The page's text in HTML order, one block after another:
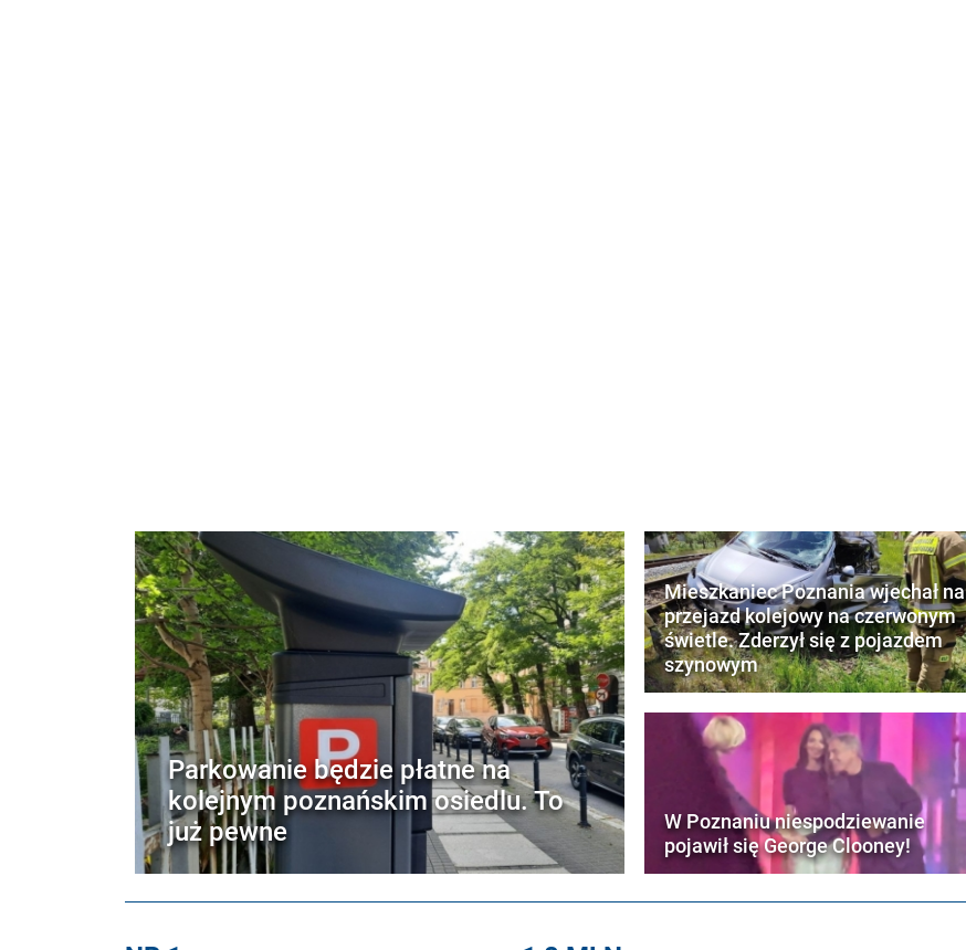
Parkowanie będzie płatne na
kolejnym poznańskim osiedlu. To
już pewne
Mieszkaniec Poznania wjechał na
przejazd kolejowy na czerwonym
świetle. Zderzył się z pojazdem
szynowym
W Poznaniu niespodziewanie
pojawił się George Clooney!